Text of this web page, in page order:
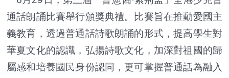
通話朗誦比賽舉行頒獎典禮。比賽旨在推動愛國主
義教育，透過普通話詩歌朗誦的形式，提高學生對
華夏文化的認識，弘揚詩歌文化，加深對祖國的歸
屬感和培養國民身份認同，更可掌握普通話為融入